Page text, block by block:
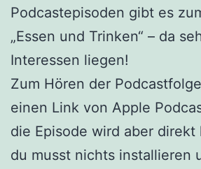
Podcastepisoden gibt es
„Essen und Trinken“ – da
Interessen liegen!
Zum Hören der
einen Link von Apple
die Episode wird aber direkt
du musst nichts installieren